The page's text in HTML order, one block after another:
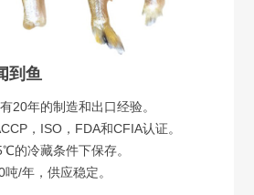
到鱼
20年的制造和出口经验。
，ISO，FDA和CFIA认证。
的冷藏条件下保存。
/年，供应稳定。